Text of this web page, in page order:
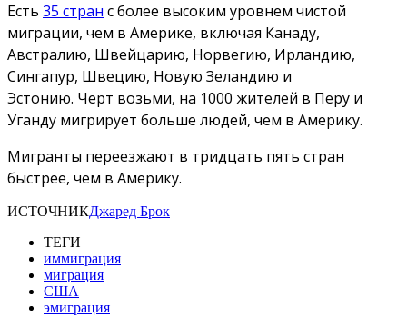
Есть 35 стран с более высоким уровнем чистой
миграции, чем в Америке, включая Канаду,
Австралию, Швейцарию, Норвегию, Ирландию,
Сингапур, Швецию, Новую Зеландию и
Эстонию. Черт возьми, на 1000 жителей в Перу и
Уганду мигрирует больше людей, чем в Америку.
Мигранты переезжают в тридцать пять стран
быстрее, чем в Америку.
ИСТОЧНИКДжаред Брок
ТЕГИ
иммиграция
миграция
США
эмиграция